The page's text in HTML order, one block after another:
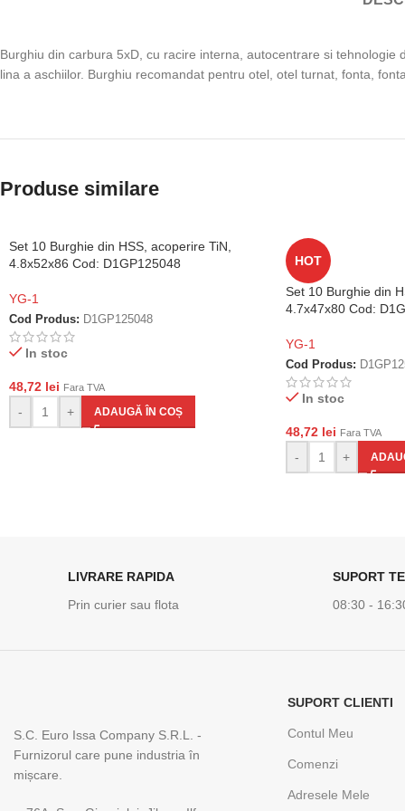
Burghiu din carbura 5xD, cu racire interna, autocentrare si
lina a aschiilor. Burghiu recomandat pentru otel, otel turnat, fonta,
Produse similare
Set 10 Burghie din HSS, acoperire TiN,
4.8x52x86 Cod: D1GP125048
YG-1
Cod Produs: D1GP125048
In stoc
48,72 lei Fara TVA
- + ADAUGĂ ÎN COȘ
HOT
Set 10 Burghie din
4.7x47x80 Cod:
YG-1
Cod Produs:
In stoc
48,72 lei Fara TVA
- +
LIVRARE RAPIDA
Prin curier sau flota
SUPORT
08:30 -
S.C. Euro Issa Company S.R.L. -
Furnizorul care pune industria în
mișcare.
SUPORT CLIENTI
Contul Meu
Comenzi
Adresele Mele